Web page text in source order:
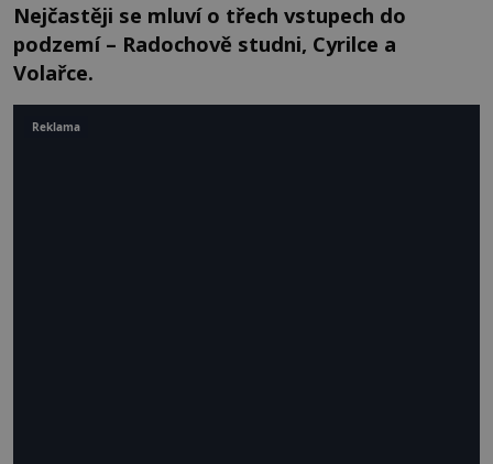
Nejčastěji se mluví o třech vstupech do
podzemí – Radochově studni, Cyrilce a
Volařce.
Reklama